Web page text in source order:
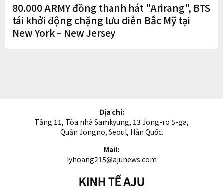
80.000 ARMY đồng thanh hát "Arirang", BTS
tái khởi động chặng lưu diễn Bắc Mỹ tại
New York – New Jersey
Địa chỉ:
Tầng 11, Tòa nhà Samkyung, 13 Jong-ro 5-ga,
Quận Jongno, Seoul, Hàn Quốc.
Mail:
lyhoang215@ajunews.com
Kinh